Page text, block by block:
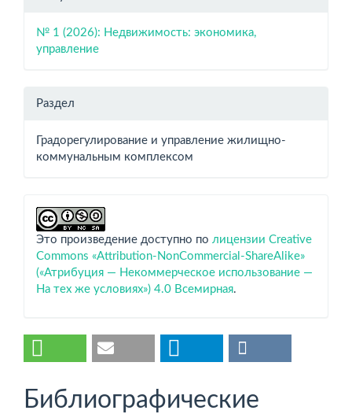
№ 1 (2026): Недвижимость: экономика,
управление
Раздел
Градорегулирование и управление жилищно-
коммунальным комплексом
Это произведение доступно по лицензии Creative
Commons «Attribution-NonCommercial-ShareAlike»
(«Атрибуция — Некоммерческое использование —
На тех же условиях») 4.0 Всемирная.
Библиографические